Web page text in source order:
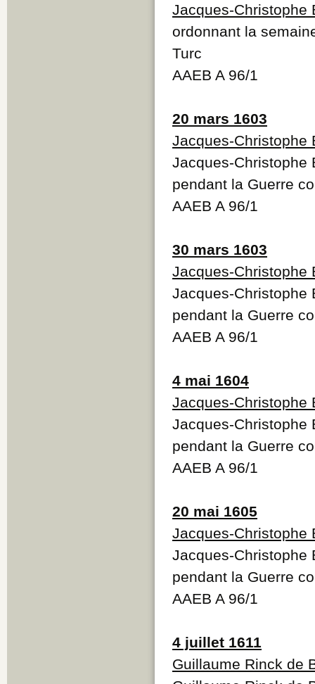
Jacques-Christophe
ordonnant la
Turc
AAEB A 96/1
20 mars 1603
Jacques-Christophe
Jacques-Christophe
pendant la Guerre
AAEB A 96/1
30 mars 1603
Jacques-Christophe
Jacques-Christophe
pendant la Guerre
AAEB A 96/1
4 mai 1604
Jacques-Christophe
Jacques-Christophe
pendant la Guerre
AAEB A 96/1
20 mai 1605
Jacques-Christophe
Jacques-Christophe
pendant la Guerre
AAEB A 96/1
4 juillet 1611
Guillaume Rinck de